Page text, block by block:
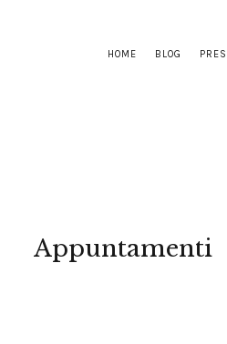
HOME BLOG
Appuntamenti